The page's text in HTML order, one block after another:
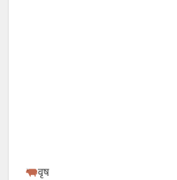
वृष